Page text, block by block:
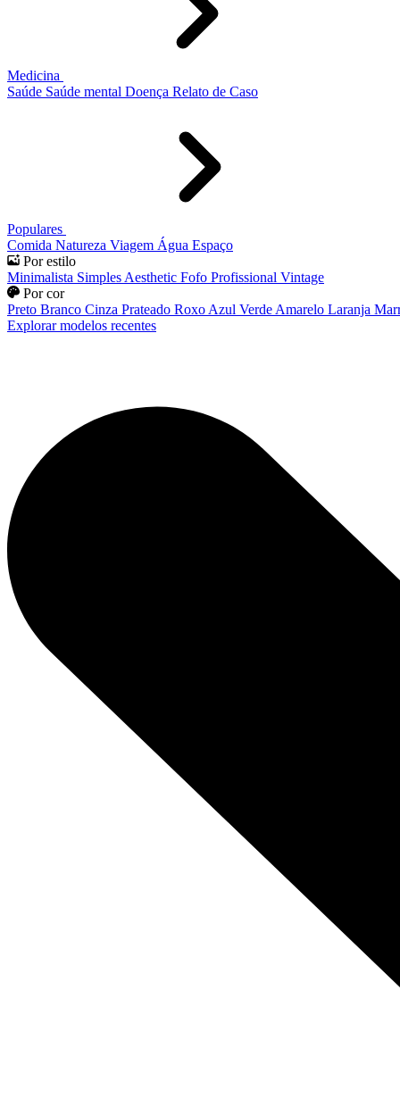
Medicina
Saúde Saúde mental Doença Relato de Caso
Populares
Comida Natureza Viagem Água Espaço
Por estilo
Minimalista Simples Aesthetic Fofo Profissional Vintage
Por cor
Preto Branco Cinza Prateado Roxo Azul Verde Amarelo Laranja
Explorar modelos recentes